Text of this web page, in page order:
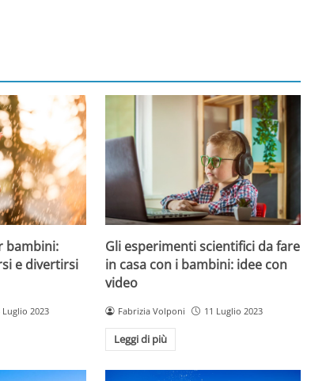
bambini:
e divertirsi
Luglio 2023
Gli esperimenti scientifici da fare
in casa con i bambini: idee con
video
Fabrizia Volponi 11 Luglio 2023
Leggi di più